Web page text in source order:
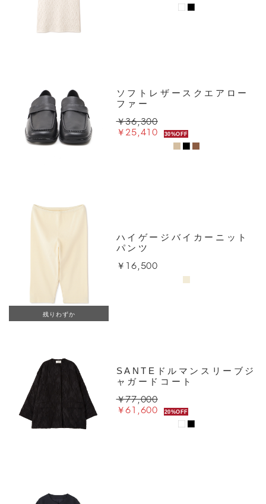
ソフトレザースクエアロー
ファー
￥36,300
￥25,410 30%OFF
残りわずか
ハイゲージバイカーニット
パンツ
￥16,500
SANTEドルマンスリーブジ
ャガードコート
￥77,000
￥61,600 20%OFF